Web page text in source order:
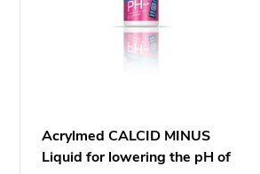
Acrylmed CALCID MINUS
Liquid for lowering the pH of